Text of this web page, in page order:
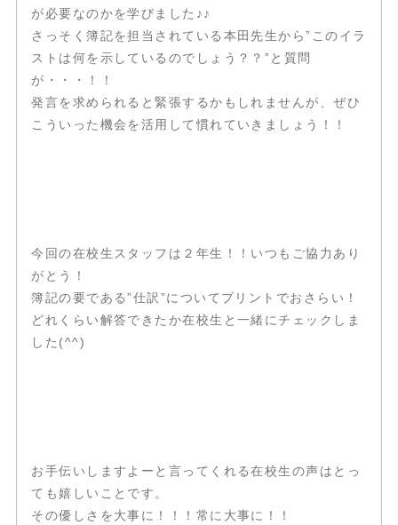
が必要なのかを学びました♪♪
さっそく簿記を担当されている本田先生から”このイラ
ストは何を示しているのでしょう？？”と質問
が・・・！！
発言を求められると緊張するかもしれませんが、ぜひ
こういった機会を活用して慣れていきましょう！！
今回の在校生スタッフは２年生！！いつもご協力あり
がとう！
簿記の要である”仕訳”についてプリントでおさらい！
どれくらい解答できたか在校生と一緒にチェックしま
した(^^)
お手伝いしますよーと言ってくれる在校生の声はとっ
ても嬉しいことです。
その優しさを大事に！！！常に大事に！！